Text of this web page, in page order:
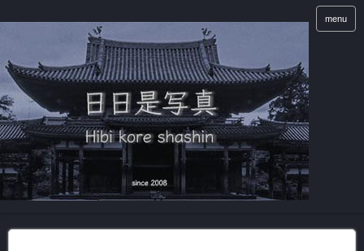
menu